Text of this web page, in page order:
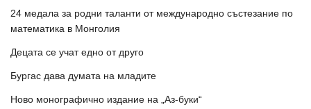
24 медала за родни таланти от международно състезание по
математика в Монголия
Децата се учат едно от друго
Бургас дава думата на младите
Ново монографично издание на „Аз-буки“